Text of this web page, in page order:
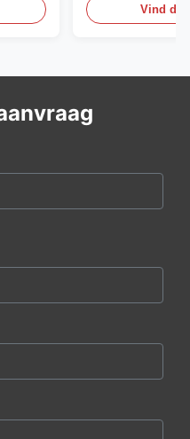
Vind de